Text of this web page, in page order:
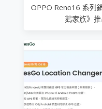
OPPO Reno16 系列
鵝家族》